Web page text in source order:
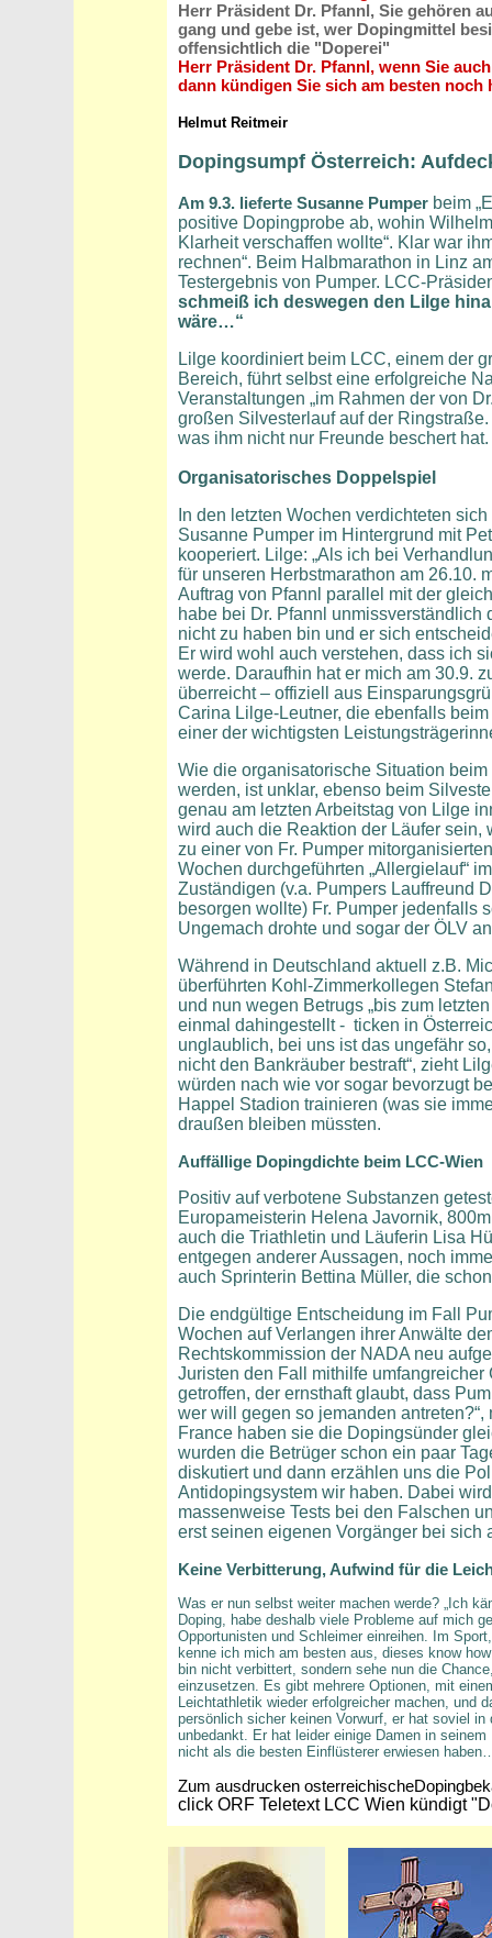
Herr Präsident Dr. Pfannl, Sie gehören
gang und gebe ist, wer Dopingmittel
offensichtlich die "Doperei"
Herr Präsident Dr. Pfannl, wenn Sie
dann kündigen Sie sich am besten noch
Helmut Reitmeir
Dopingsumpf Österreich:
Am 9.3. lieferte Susanne Pumper beim
positive Dopingprobe ab, wohin
Klarheit verschaffen wollte“. Klar war
rechnen“. Beim Halbmarathon in Linz
Testergebnis von Pumper. LCC-
schmeiß ich deswegen den Lilge
wäre…“
Lilge koordiniert beim LCC, einem der
Bereich, führt selbst eine erfolgreiche
Veranstaltungen „im Rahmen der von
großen Silvesterlauf auf der
was ihm nicht nur Freunde beschert hat.
Organisatorisches Doppelspiel
In den letzten Wochen verdichteten
Susanne Pumper im Hintergrund mit
kooperiert. Lilge: „Als ich bei
für unseren Herbstmarathon am 26.10.
Auftrag von Pfannl parallel mit der
habe bei Dr. Pfannl
nicht zu haben bin und er sich
Er wird wohl auch verstehen, dass ich
werde. Daraufhin hat er mich am 30.9.
überreicht – offiziell aus
Carina Lilge-Leutner, die ebenfalls
einer der wichtigsten
Wie die organisatorische Situation
werden, ist unklar, ebenso beim
genau am letzten Arbeitstag von Lilge
wird auch die Reaktion der Läufer
zu einer von Fr. Pumper
Wochen durchgeführten „Allergielauf“
Zuständigen (v.a. Pumpers Lauffreund
besorgen wollte) Fr. Pumper jedenfalls
Ungemach drohte und sogar der ÖLV
Während in Deutschland aktuell z.B.
überführten Kohl-Zimmerkollegen
und nun wegen Betrugs „bis zum
einmal dahingestellt - ticken in
unglaublich, bei uns ist das ungefähr
nicht den Bankräuber bestraft“, zieht
würden nach wie vor sogar bevorzugt
Happel Stadion trainieren (was sie
draußen bleiben müssten.
Auffällige Dopingdichte beim LCC-Wien
Positiv auf verbotene Substanzen
Europameisterin Helena Javornik,
auch die Triathletin und Läuferin Lisa
entgegen anderer Aussagen, noch
auch Sprinterin Bettina Müller, die
Die endgültige Entscheidung im Fall
Wochen auf Verlangen ihrer Anwälte
Rechtskommission der NADA neu
Juristen den Fall mithilfe
getroffen, der ernsthaft glaubt, dass
wer will gegen so jemanden
France haben sie die Dopingsünder
wurden die Betrüger schon ein paar
diskutiert und dann erzählen uns die
Antidopingsystem wir haben. Dabei
massenweise Tests bei den Falschen
erst seinen eigenen Vorgänger bei sich
Keine Verbitterung, Aufwind für die
Was er nun selbst weiter machen werde? „Ich
Doping, habe deshalb viele Probleme auf mich
Opportunisten und Schleimer einreihen. Im
kenne ich mich am besten aus, dieses know
bin nicht verbittert, sondern sehe nun die
einzusetzen. Es gibt mehrere Optionen, mit
Leichtathletik wieder erfolgreicher machen, und
persönlich sicher keinen Vorwurf, er hat soviel
unbedankt. Er hat leider einige Damen in
nicht als die besten Einflüsterer erwiesen
Zum ausdrucken
click ORF Teletext LCC Wien kündigt